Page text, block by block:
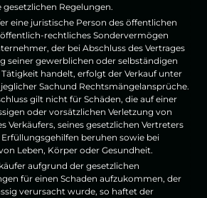
gesetzlichen Regelungen.
eine juristische Person des öffentlichen
öffentlich-rechtliches Sondervermögen
der bei Abschluss des Vertrages
seiner gewerblichen oder selbständigen
handelt, erfolgt der Verkauf unter
Sachund Rechtsmängelansprüche.
gilt nicht für Schäden, die auf einer
oder vorsätzlichen Verletzung von
Verkäufers, seines gesetzlichen Vertreters
Erfüllungsgehilfen beruhen sowie bei
Leben, Körper oder Gesundheit.
aufgrund der gesetzlichen
für einen Schaden aufzukommen, der
verursacht wurde, so haftet der